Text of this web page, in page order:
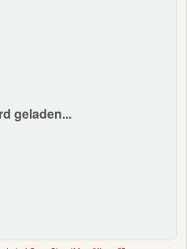
geladen...